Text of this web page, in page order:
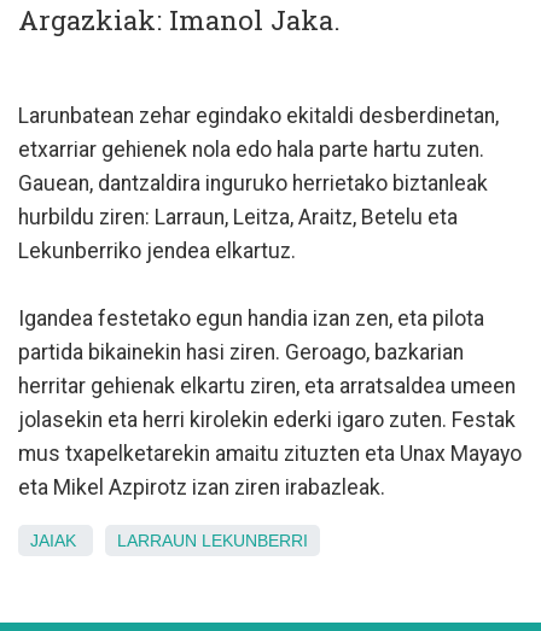
Argazkiak: Imanol Jaka.
Larunbatean zehar egindako ekitaldi desberdinetan,
etxarriar gehienek nola edo hala parte hartu zuten.
Gauean, dantzaldira inguruko herrietako biztanleak
hurbildu ziren: Larraun, Leitza, Araitz, Betelu eta
Lekunberriko jendea elkartuz.
Igandea festetako egun handia izan zen, eta pilota
partida bikainekin hasi ziren. Geroago, bazkarian
herritar gehienak elkartu ziren, eta arratsaldea umeen
jolasekin eta herri kirolekin ederki igaro zuten. Festak
mus txapelketarekin amaitu zituzten eta Unax Mayayo
eta Mikel Azpirotz izan ziren irabazleak.
JAIAK LARRAUN LEKUNBERRI